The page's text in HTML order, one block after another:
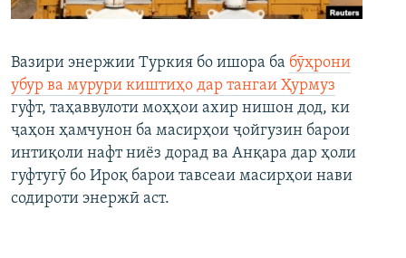
Вазири энержии Туркия бо ишора ба бӯҳрони
убур ва мурури киштиҳо дар тангаи Ҳурмуз
гуфт, таҳаввулоти моҳҳои ахир нишон дод, ки
ҷаҳон ҳамчунон ба масирҳои ҷойгузин барои
интиқоли нафт ниёз дорад ва Анқара дар ҳоли
гуфтугӯ бо Ироқ барои тавсеаи масирҳои нави
содироти энержӣ аст.